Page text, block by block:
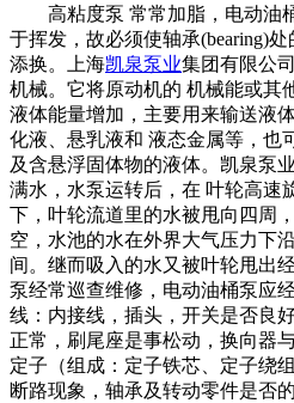
高粘度泵 常常加脂，电动油
于挥发，故必须使轴承(bearing)
添换。上海凯泉泵业集团有限公
机械。它将原动机的 机械能或其
液体能量增加，主要用来输送液
化液、悬乳液和 液态金属等，也
及含悬浮固体物的液体。凯泉泵
满水，水泵运转后，在 叶轮高速
下，叶轮流道里的水被甩向四周
空，水池的水在外界大气压力下
间。继而吸入的水又被叶轮甩出
泵经常巡查维修，电动油桶泵应
线：内接线，插头，开关是否良
正常，刷尾座是事松动，换向器
定子（组成：定子铁芯、定子绕
断路现象，轴承及转动零件是否